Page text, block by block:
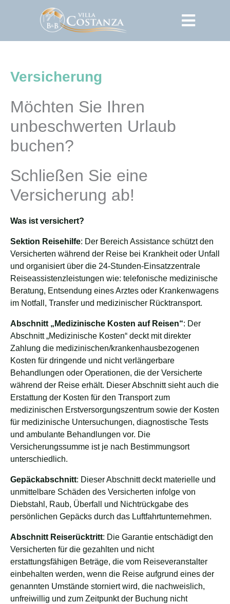
Versicherung
Möchten Sie Ihren
unbeschwerten Urlaub
buchen?
Schließen Sie eine
Versicherung ab!
Was ist versichert?
Sektion Reisehilfe: Der Bereich Assistance schützt den
Versicherten während der Reise bei Krankheit oder Unfall
und organisiert über die 24-Stunden-Einsatzzentrale
Reiseassistenzleistungen wie: telefonische medizinische
Beratung, Entsendung eines Arztes oder Krankenwagens
im Notfall, Transfer und medizinischer Rücktransport.
Abschnitt „Medizinische Kosten auf Reisen“: Der
Abschnitt „Medizinische Kosten“ deckt mit direkter
Zahlung die medizinischen/krankenhausbezogenen
Kosten für dringende und nicht verlängerbare
Behandlungen oder Operationen, die der Versicherte
während der Reise erhält. Dieser Abschnitt sieht auch die
Erstattung der Kosten für den Transport zum
medizinischen Erstversorgungszentrum sowie der Kosten
für medizinische Untersuchungen, diagnostische Tests
und ambulante Behandlungen vor. Die
Versicherungssumme ist je nach Bestimmungsort
unterschiedlich.
Gepäckabschnitt: Dieser Abschnitt deckt materielle und
unmittelbare Schäden des Versicherten infolge von
Diebstahl, Raub, Überfall und Nichtrückgabe des
persönlichen Gepäcks durch das Luftfahrtunternehmen.
Abschnitt Reiserücktritt: Die Garantie entschädigt den
Versicherten für die gezahlten und nicht
erstattungsfähigen Beträge, die vom Reiseveranstalter
einbehalten werden, wenn die Reise aufgrund eines der
genannten Umstände storniert wird, die nachweislich,
unfreiwillig und zum Zeitpunkt der Buchung nicht